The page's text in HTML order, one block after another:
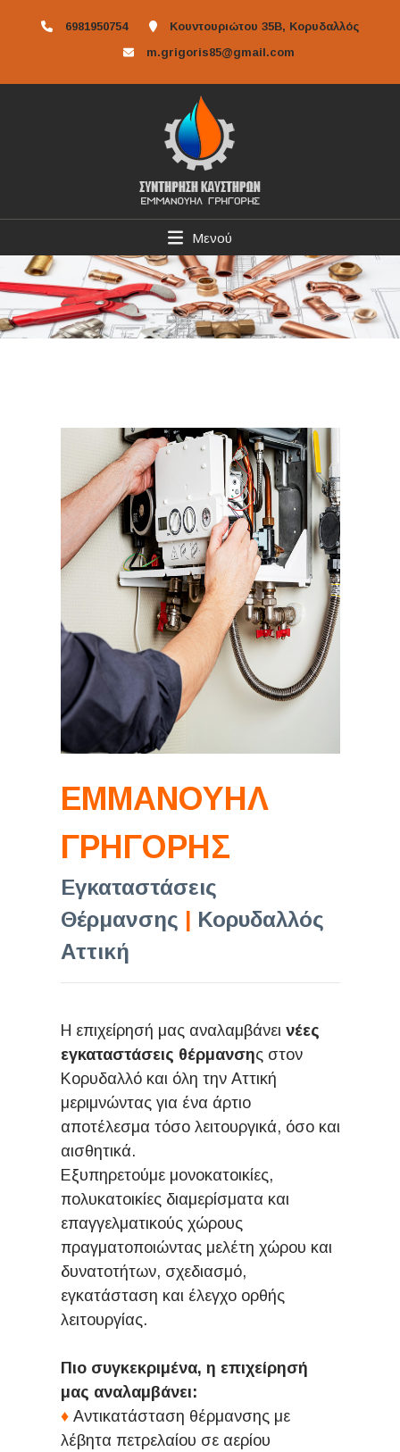
6981950754
Κουντουριώτου 35Β, Κορυδαλλός
m.grigoris85@gmail.com
Μενού
ΕΜΜΑΝΟΥΗΛ
ΓΡΗΓΟΡΗΣ
Εγκαταστάσεις
Θέρμανσης
Κορυδαλλός
Αττική
Η επιχείρησή μας αναλαμβάνει νέες
εγκαταστάσεις θέρμανσης στον
Κορυδαλλό και όλη την Αττική
μεριμνώντας για ένα άρτιο
αποτέλεσμα τόσο λειτουργικά, όσο και
αισθητικά.
Εξυπηρετούμε μονοκατοικίες,
πολυκατοικίες διαμερίσματα και
επαγγελματικούς χώρους
πραγματοποιώντας μελέτη χώρου και
δυνατοτήτων, σχεδιασμό,
εγκατάσταση και έλεγχο ορθής
λειτουργίας.
Πιο συγκεκριμένα, η επιχείρησή
μας αναλαμβάνει:
♦ Αντικατάσταση θέρμανσης με
λέβητα πετρελαίου σε αερίου